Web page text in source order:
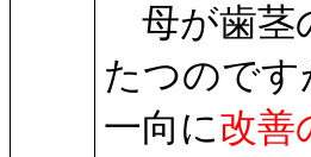
母が歯茎
たつのです
一向に改善